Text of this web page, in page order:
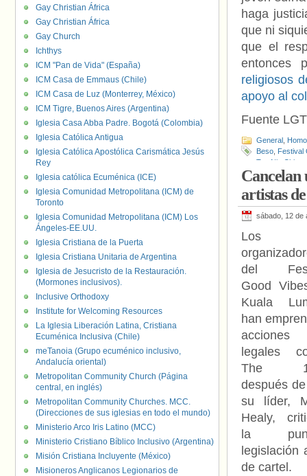
haga
que ni
que el
entonces
religiosos
apoyo al
Fuente
General
Beso Festival
Teo Nie Ching
Cancelan
artistas
sábado, 12 de
Los
del
Good
Kuala
han
acciones
legales
The
después
su líder,
Healy,
la
de cartel.
Gay Christian África
Gay Christian África
Gay Church
Ichthys
ICM "Pan de Vida" (España)
ICM Casa de Emmaus (Chile)
ICM Casa de Luz (Monterrey, México)
ICM Tigre, Buenos Aires (Argentina)
Iglesia Casa Abba Padre. Bogotá (Colombia)
Iglesia Católica Antigua
Iglesia Católica Apostólica Carismática Jesús
Rey
Iglesia católica Ecuménica (ICE)
Iglesia Comunidad Metropolitana (ICM) de
Toronto
Iglesia Comunidad Metropolitana (ICM) Los
Ángeles-EE.UU.
Iglesia Cristiana de la Puerta
Iglesia Cristiana Unitaria de Argentina
Iglesia de Jesucristo de la Restauración.
(Mormones inclusivos).
Inclusive Orthodoxy
Institute for Welcoming Resources
La Iglesia Liberación Latina, Cristiana
Ecuménica Inclusiva (Chile)
meTanoia (Grupo ecuménico inclusivo,
Andalucía oriental)
Metropolitan Community Church (Página
central, en inglés)
Metropolitan Community Churches. MCC.
(Direcciones de sus iglesias en todo el mundo)
Ministerio Arco Iris Latino (MCC)
Ministerio Cristiano Bíblico Inclusivo (Argentina)
Misión Cristiana Incluyente (México)
Misioneros Anglicanos Legionarios de